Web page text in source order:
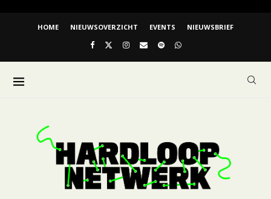
HOME NIEUWSOVERZICHT EVENTS NIEUWSBRIEF